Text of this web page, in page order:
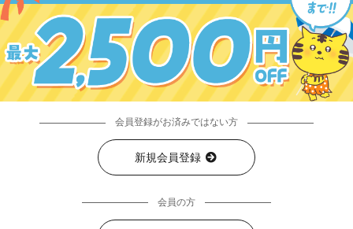
会員登録がお済みではない方
新規会員登録
会員の方